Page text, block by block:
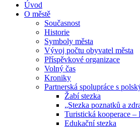
Úvod
O městě
Současnost
Historie
Symboly města
Vývoj počtu obyvatel města
Příspěvkové organizace
Volný čas
Kroniky
Partnerská spolupráce s
Žabí stezka
„Stezka poznatků a
Turistická kooperace –
Edukační stezka